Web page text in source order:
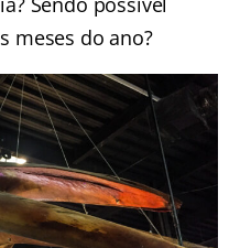
meses do ano?